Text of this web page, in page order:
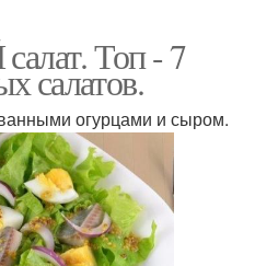
Топ - 7
салатов.
огурцами и сыром.